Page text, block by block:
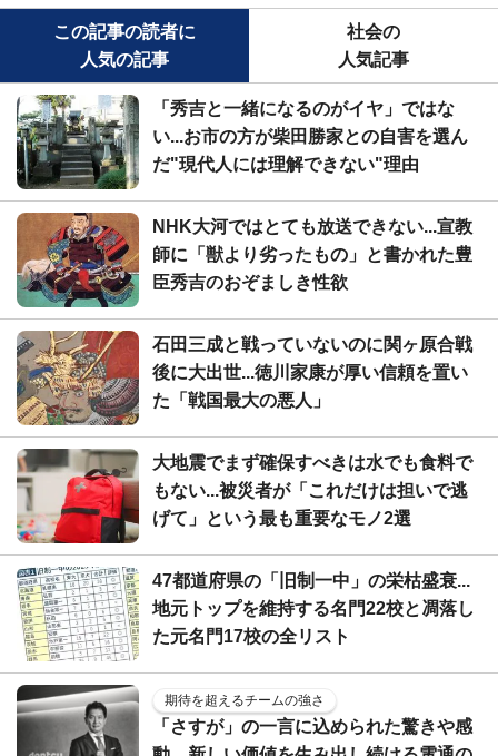
この記事の読者に
人気の記事
社会の
人気記事
「秀吉と一緒になるのがイヤ」ではな
い...お市の方が柴田勝家との自害を選ん
だ"現代人には理解できない"理由
NHK大河ではとても放送できない...宣教
師に「獣より劣ったもの」と書かれた豊
臣秀吉のおぞましき性欲
石田三成と戦っていないのに関ヶ原合戦
後に大出世...徳川家康が厚い信頼を置い
た「戦国最大の悪人」
大地震でまず確保すべきは水でも食料で
もない...被災者が「これだけは担いで逃
げて」という最も重要なモノ2選
47都道府県の「旧制一中」の栄枯盛衰...
地元トップを維持する名門22校と凋落し
た元名門17校の全リスト
期待を超えるチームの強さ
「さすが」の一言に込められた驚きや感